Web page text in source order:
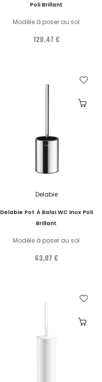
Poli Brillant
Modèle à poser au sol
120,47 €
Delabie
Delabie Pot À Balai WC Inox Poli
Brillant
Modèle à poser au sol
63,07 €